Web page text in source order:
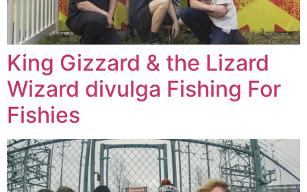
King Gizzard & the Lizard
Wizard divulga Fishing For
Fishies